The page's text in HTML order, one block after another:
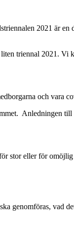
2021 är
triennal 2021. Vi
och vara
Anledningen
stor eller för
genomföras, vad